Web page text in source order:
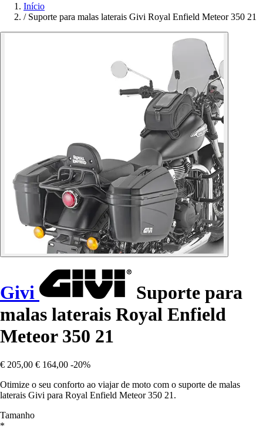
Início
/ Suporte para malas laterais Givi Royal Enfield Meteor 350 21
Givi
Suporte para
malas laterais Royal Enfield
Meteor 350 21
€ 205,00 € 164,00 -20%
Otimize o seu conforto ao viajar de moto com o suporte de malas
laterais Givi para Royal Enfield Meteor 350 21.
Tamanho
*